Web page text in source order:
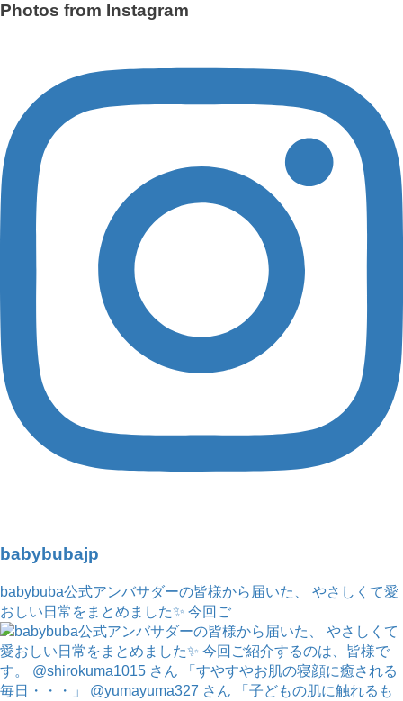
Photos from Instagram
babybubajp
babybuba公式アンバサダーの皆様から届いた、 やさしくて愛
おしい日常をまとめました✨ 今回ご